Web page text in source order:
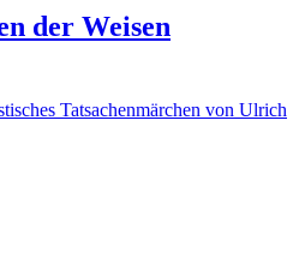
der Weisen
Tatsachenmärchen von Ulrich